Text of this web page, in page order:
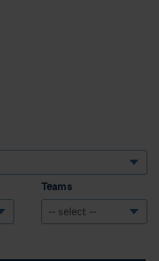
Teams